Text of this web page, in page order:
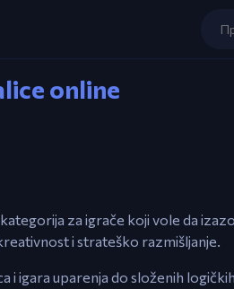
online
kategorija za igrače koji vole da
i strateško razmišljanje.
i igara uparenja do složenih